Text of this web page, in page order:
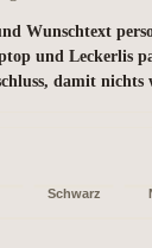
Wunschtext
und Leckerlis
damit nichts
Schwarz